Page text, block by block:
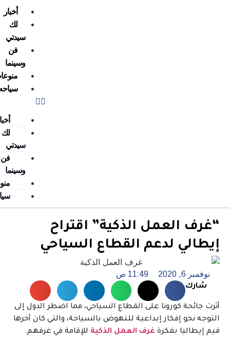
أخبار
منوعات
سياحه
أخبار
لك
فن
منوعات
سياحه
العمل الذكية” اقتراح
لدعم القطاع السياحي
11:49 ص
كورونا على القطاع السياحي، مما اضطر الدول إلى
نحو إفكار إبداعية للنهوض بالسياحة، والتي كان أخرها
بفكرةغرف العمل الذكيةللإقامة في غرفهم.